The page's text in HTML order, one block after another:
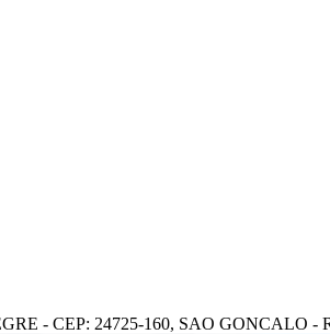
- CEP: 24725-160, SAO GONCALO -